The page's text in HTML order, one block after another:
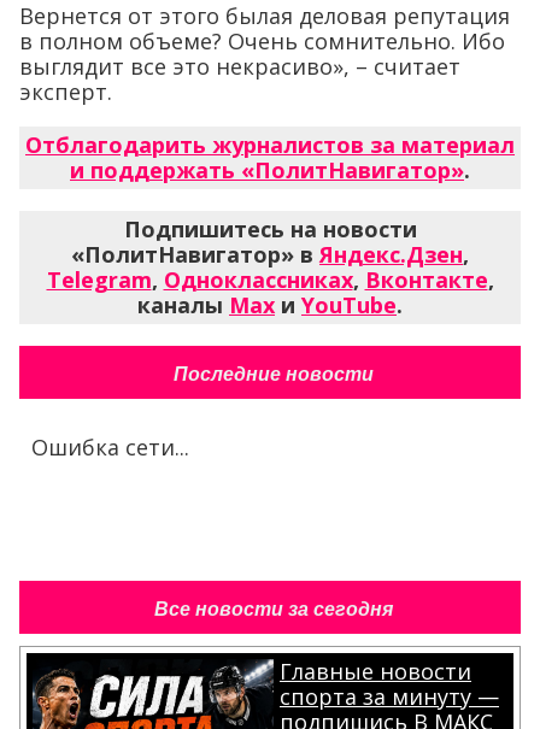
Вернется от этого былая деловая репутация
в полном объеме? Очень сомнительно. Ибо
выглядит все это некрасиво», – считает
эксперт.
Отблагодарить журналистов за материал
и поддержать «ПолитНавигатор».
Подпишитесь на новости
«ПолитНавигатор» вЯндекс.Дзен,
Telegram, Одноклассниках, Вконтакте,
каналы Max и YouTube.
Последние новости
Ошибка сети...
Все новости за сегодня
Главные новости
спорта за минуту —
подпишись В МАКС